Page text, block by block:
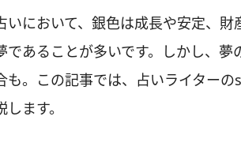
いにおいて、銀色は成長や安定、
であることが多いです。しかし、
も。この記事では、占いライター
します。